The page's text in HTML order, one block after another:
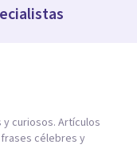
curiosos. Artículos
célebres y